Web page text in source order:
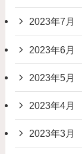
2023年7月
2023年6月
2023年5月
2023年4月
2023年3月